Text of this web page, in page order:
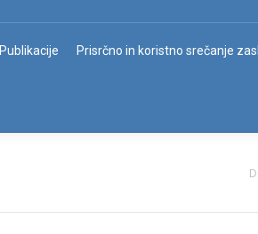
Publikacije Prisrčno in koristno srečanje